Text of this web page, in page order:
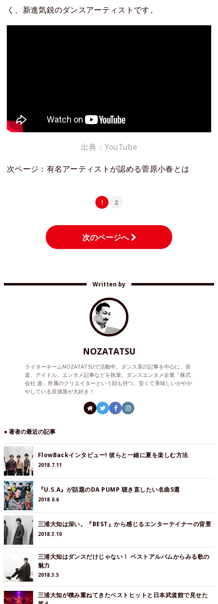
く、新進気鋭のダンスアーティストです。
出典：YouTube
次ページ：有名アーティストが認める菅原小春とは
1 2
次のページへ
Written by
NOZATATSU
ライターネームNOZATATSUで活動中。ダンス系の記事を中心に、音
楽、アイドル、エンタメ記事などを執筆。ダンスエンタメ企業「株式
会社 遊」所属のクリエイターという顔も持つ。安くて美味しいがやが
やしている居酒屋が大好き！
● 著者の最近の記事
FlowBackインタビュー! 彼らと一緒に夏を楽しむ方法
2018.7.11
『U.S.A』が話題のDA PUMP 聴き直したい名曲5選
2018.6.6
三浦大知は深い。『BEST』から感じるエンターテイナーの背景
2018.3.10
三浦大知はダンスだけじゃない！ ベストアルバムからみる歌の
魅力
2018.3.5
三浦大知が積み重ねてきたベストヒットと日本武道館で見せた